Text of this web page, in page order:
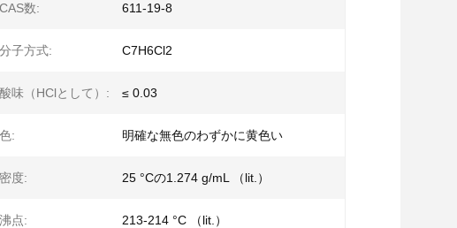
CAS数: 611-19-8
分子方式: C7H6Cl2
酸味（HClとして）: ≤ 0.03
色: 明確な無色のわずかに黄色い
密度: 25 °Cの1.274 g/mL （lit.）
沸点: 213-214 °C （lit.）